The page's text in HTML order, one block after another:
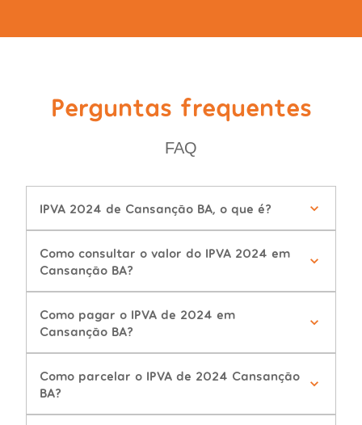
Perguntas frequentes
FAQ
IPVA 2024 de Cansanção BA, o que é?
Como consultar o valor do IPVA 2024 em
Cansanção BA?
Como pagar o IPVA de 2024 em
Cansanção BA?
Como parcelar o IPVA de 2024 Cansanção
BA?